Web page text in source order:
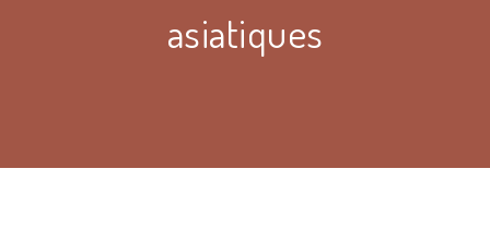
asiatiques